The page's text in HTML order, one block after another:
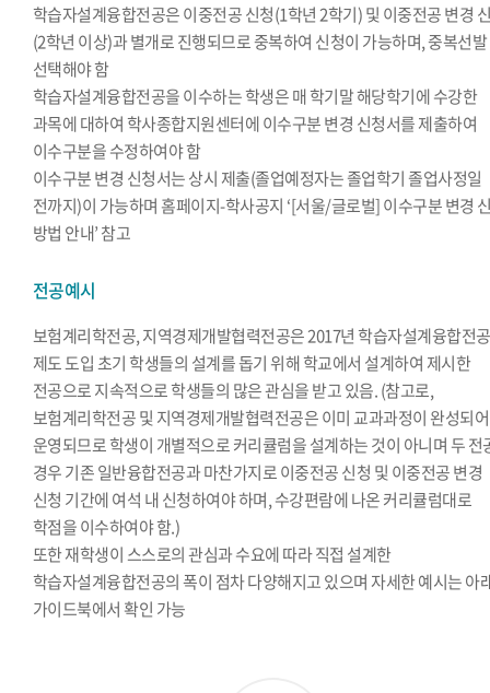
학습자설계융합전공은 이중전공 신청(1학년 2학기) 및 이중전공 변경
(2학년 이상)과 별개로 진행되므로 중복하여 신청이 가능하며, 중복선
선택해야 함
학습자설계융합전공을 이수하는 학생은 매 학기말 해당학기에 수강한
과목에 대하여 학사종합지원센터에 이수구분 변경 신청서를 제출하여
이수구분을 수정하여야 함
이수구분 변경 신청서는 상시 제출(졸업예정자는 졸업학기 졸업사정일
전까지)이 가능하며 홈페이지-학사공지 ‘[서울/글로벌] 이수구분 변경
방법 안내’ 참고
전공예시
보험계리학전공, 지역경제개발협력전공은 2017년 학습자설계융합전공
제도 도입 초기 학생들의 설계를 돕기 위해 학교에서 설계하여 제시한
전공으로 지속적으로 학생들의 많은 관심을 받고 있음. (참고로,
보험계리학전공 및 지역경제개발협력전공은 이미 교과과정이 완성되어
운영되므로 학생이 개별적으로 커리큘럼을 설계하는 것이 아니며 두 전
경우 기존 일반융합전공과 마찬가지로 이중전공 신청 및 이중전공 변경
신청 기간에 여석 내 신청하여야 하며, 수강편람에 나온 커리큘럼대로
학점을 이수하여야 함.)
또한 재학생이 스스로의 관심과 수요에 따라 직접 설계한
학습자설계융합전공의 폭이 점차 다양해지고 있으며 자세한 예시는 아
가이드북에서 확인 가능